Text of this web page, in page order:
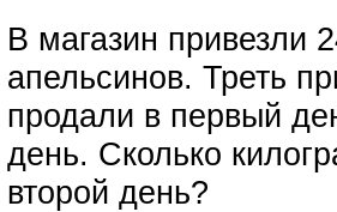
В магазин привезли
апельсинов. Треть
продали в первый
день. Сколько
второй день?